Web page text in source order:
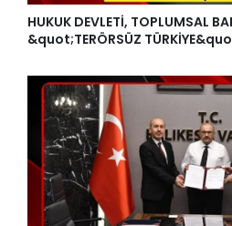
HUKUK DEVLETİ, TOPLUMSAL
&quot;TERÖRSÜZ